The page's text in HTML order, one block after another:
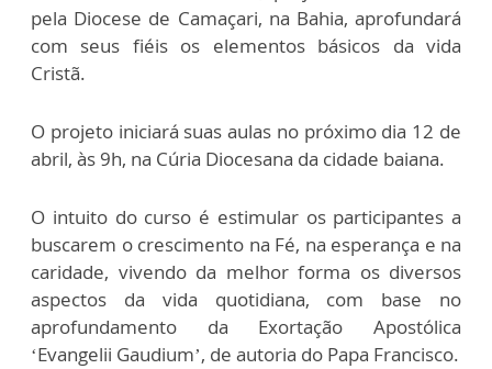
pela Diocese de Camaçari, na Bahia, aprofundará
com seus fiéis os elementos básicos da vida
Cristã.
O projeto iniciará suas aulas no próximo dia 12 de
abril, às 9h, na Cúria Diocesana da cidade baiana.
O intuito do curso é estimular os participantes a
buscarem o crescimento na Fé, na esperança e na
caridade, vivendo da melhor forma os diversos
aspectos da vida quotidiana, com base no
aprofundamento da Exortação Apostólica
‘Evangelii Gaudium’, de autoria do Papa Francisco.